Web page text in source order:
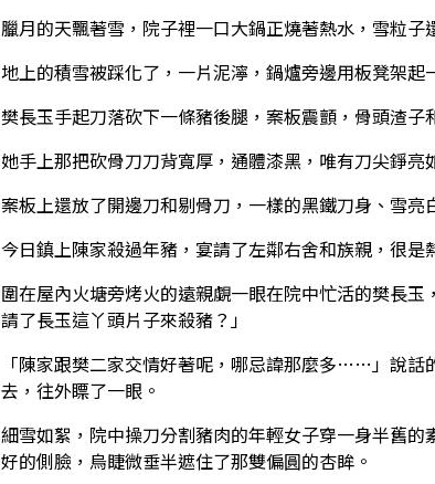
臘月的天飄著雪，院子裡一口大鍋正燒著熱水，雪粒子
地上的積雪被踩化了，一片泥濘，鍋爐旁邊用板凳架起
樊長玉手起刀落砍下一條豬後腿，案板震顫，骨頭渣子
她手上那把砍骨刀刀背寬厚，通體漆黑，唯有刀尖錚亮
案板上還放了開邊刀和剔骨刀，一樣的黑鐵刀身、雪亮
今日鎮上陳家殺過年豬，宴請了左鄰右舍和族親，很是
圍在屋內火塘旁烤火的遠親覷一眼在院中忙活的樊長
請了長玉這丫頭片子來殺豬？」
「陳家跟樊二家交情好著呢，哪忌諱那麼多……」說
去，往外瞟了一眼。
細雪如絮，院中操刀分割豬肉的年輕女子穿一身半舊
好的側臉，烏睫微垂半遮住了那雙偏圓的杏眸。